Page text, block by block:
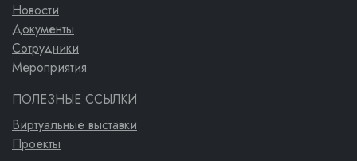
Новости
Документы
Сотрудники
Мероприятия
ПОЛЕЗНЫЕ ССЫЛКИ
Виртуальные выставки
Проекты